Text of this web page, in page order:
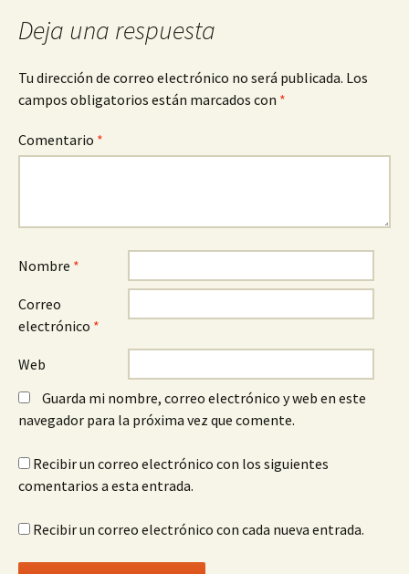
entradas
Deja una respuesta
Tu dirección de correo electrónico no será publicada. Los
campos obligatorios están marcados con *
Comentario *
Nombre *
Correo
electrónico *
Web
Guarda mi nombre, correo electrónico y web en este
navegador para la próxima vez que comente.
Recibir un correo electrónico con los siguientes
comentarios a esta entrada.
Recibir un correo electrónico con cada nueva entrada.